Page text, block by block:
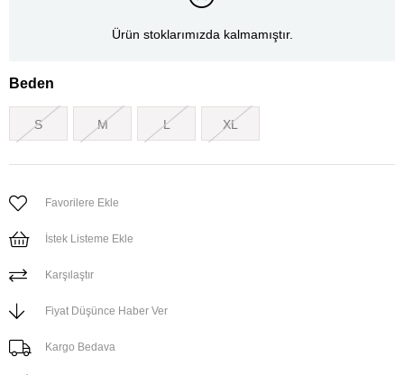
Ürün stoklarımızda kalmamıştır.
Beden
S M L XL
Favorilere Ekle
İstek Listeme Ekle
Karşılaştır
Fiyat Düşünce Haber Ver
Kargo Bedava